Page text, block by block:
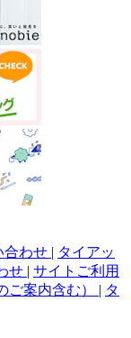
合わせ | タイアッ
せ | サイトご利用
ご案内含む） | タ